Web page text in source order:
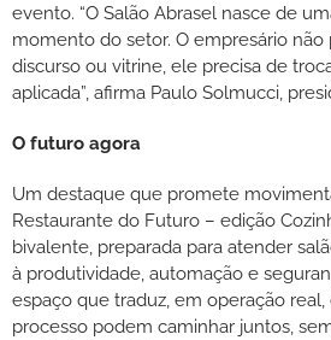
evento. “O Salão Abrasel nasce de
momento do setor. O empresário não
discurso ou vitrine, ele precisa de
aplicada”, afirma Paulo Solmucci,
O futuro agora
Um destaque que promete
Restaurante do Futuro – edição
bivalente, preparada para atender
à produtividade, automação e
espaço que traduz, em operação
processo podem caminhar juntos,